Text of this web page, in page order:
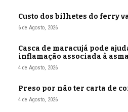
Custo dos bilhetes do ferry
6 de Agosto, 2026
Casca de maracujá pode
inflamação associada à asma
4 de Agosto, 2026
Preso por não ter carta de
4 de Agosto, 2026